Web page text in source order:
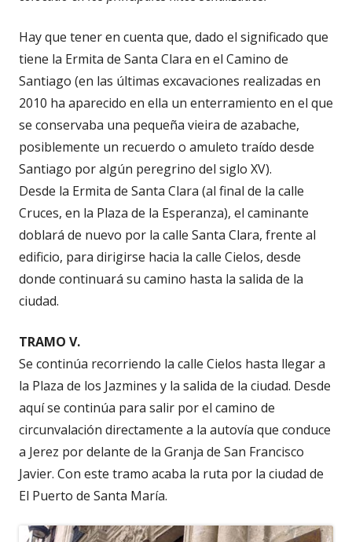
Hay que tener en cuenta que, dado el significado que
tiene la Ermita de Santa Clara en el Camino de
Santiago (en las últimas excavaciones realizadas en
2010 ha aparecido en ella un enterramiento en el que
se conservaba una pequeña vieira de azabache,
posiblemente un recuerdo o amuleto traído desde
Santiago por algún peregrino del siglo XV).
Desde la Ermita de Santa Clara (al final de la calle
Cruces, en la Plaza de la Esperanza), el caminante
doblará de nuevo por la calle Santa Clara, frente al
edificio, para dirigirse hacia la calle Cielos, desde
donde continuará su camino hasta la salida de la
ciudad.
TRAMO V.
Se continúa recorriendo la calle Cielos hasta llegar a
la Plaza de los Jazmines y la salida de la ciudad. Desde
aquí se continúa para salir por el camino de
circunvalación directamente a la autovía que conduce
a Jerez por delante de la Granja de San Francisco
Javier. Con este tramo acaba la ruta por la ciudad de
El Puerto de Santa María.